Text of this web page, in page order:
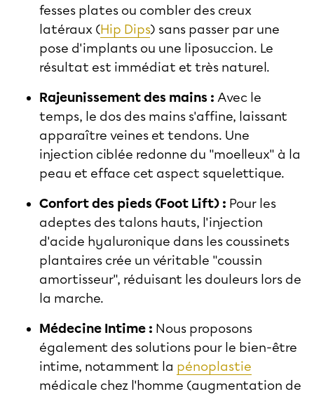
fesses plates ou combler des creux
latéraux (Hip Dips) sans passer par une
pose d'implants ou une liposuccion. Le
résultat est immédiat et très naturel.
Rajeunissement des mains : Avec le
temps, le dos des mains s'affine, laissant
apparaître veines et tendons. Une
injection ciblée redonne du "moelleux" à la
peau et efface cet aspect squelettique.
Confort des pieds (Foot Lift) : Pour les
adeptes des talons hauts, l'injection
d'acide hyaluronique dans les coussinets
plantaires crée un véritable "coussin
amortisseur", réduisant les douleurs lors de
la marche.
Médecine Intime : Nous proposons
également des solutions pour le bien-être
intime, notamment la pénoplastie
médicale chez l'homme (augmentation de